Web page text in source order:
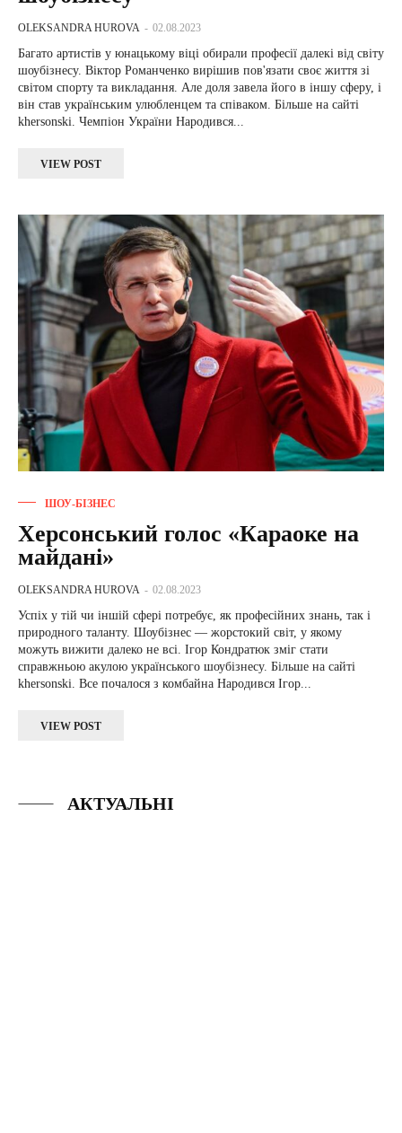
OLEKSANDRA HUROVA - 02.08.2023
Багато артистів у юнацькому віці обирали професії далекі від світу
шоубізнесу. Віктор Романченко вирішив пов'язати своє життя зі
світом спорту та викладання. Але доля завела його в іншу сферу, і
він став українським улюбленцем та співаком. Більше на сайті
khersonski. Чемпіон України Народився...
VIEW POST
ШОУ-БІЗНЕС
Херсонський голос «Караоке на
майдані»
OLEKSANDRA HUROVA - 02.08.2023
Успіх у тій чи іншій сфері потребує, як професійних знань, так і
природного таланту. Шоубізнес — жорстокий світ, у якому
можуть вижити далеко не всі. Ігор Кондратюк зміг стати
справжньою акулою українського шоубізнесу. Більше на сайті
khersonski. Все почалося з комбайна Народився Ігор...
VIEW POST
АКТУАЛЬНІ